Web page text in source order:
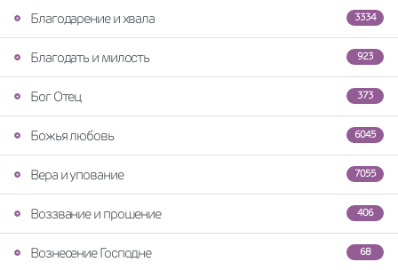
3334
Благодарение и хвала
923
Благодать и милость
373
Бог Отец
6045
Божья любовь
7055
Вера и упование
406
Воззвание и прошение
68
Вознесение Господне